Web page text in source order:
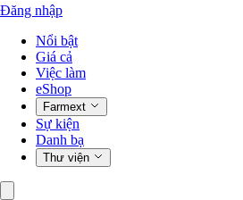
Đăng nhập
Nổi bật
Giá cả
Việc làm
eShop
Farmext
Sự kiện
Danh bạ
Thư viện